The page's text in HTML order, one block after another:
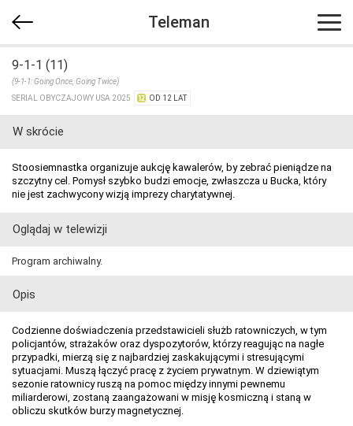
Teleman
9-1-1 (11)
(9-1-1: Going Once, Going Twice)
SERIAL OBYCZAJOWY USA 2025
OD 12 LAT
W skrócie
Stoosiemnastka organizuje aukcję kawalerów, by zebrać pieniądze na
szczytny cel. Pomysł szybko budzi emocje, zwłaszcza u Bucka, który
nie jest zachwycony wizją imprezy charytatywnej.
Oglądaj w telewizji
Program archiwalny.
Opis
Codzienne doświadczenia przedstawicieli służb ratowniczych, w tym
policjantów, strażaków oraz dyspozytorów, którzy reagując na nagłe
przypadki, mierzą się z najbardziej zaskakującymi i stresującymi
sytuacjami. Muszą łączyć pracę z życiem prywatnym. W dziewiątym
sezonie ratownicy ruszą na pomoc między innymi pewnemu
miliarderowi, zostaną zaangażowani w misję kosmiczną i staną w
obliczu skutków burzy magnetycznej.